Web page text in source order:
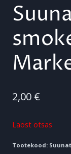
2,00 €
Laost otsas
Tootekood: